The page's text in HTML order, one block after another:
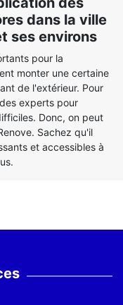
dans la ville
ses environs
pour la
monter une certaine
de l'extérieur. Pour
experts pour
Donc, on peut
Sachez qu'il
et accessibles à